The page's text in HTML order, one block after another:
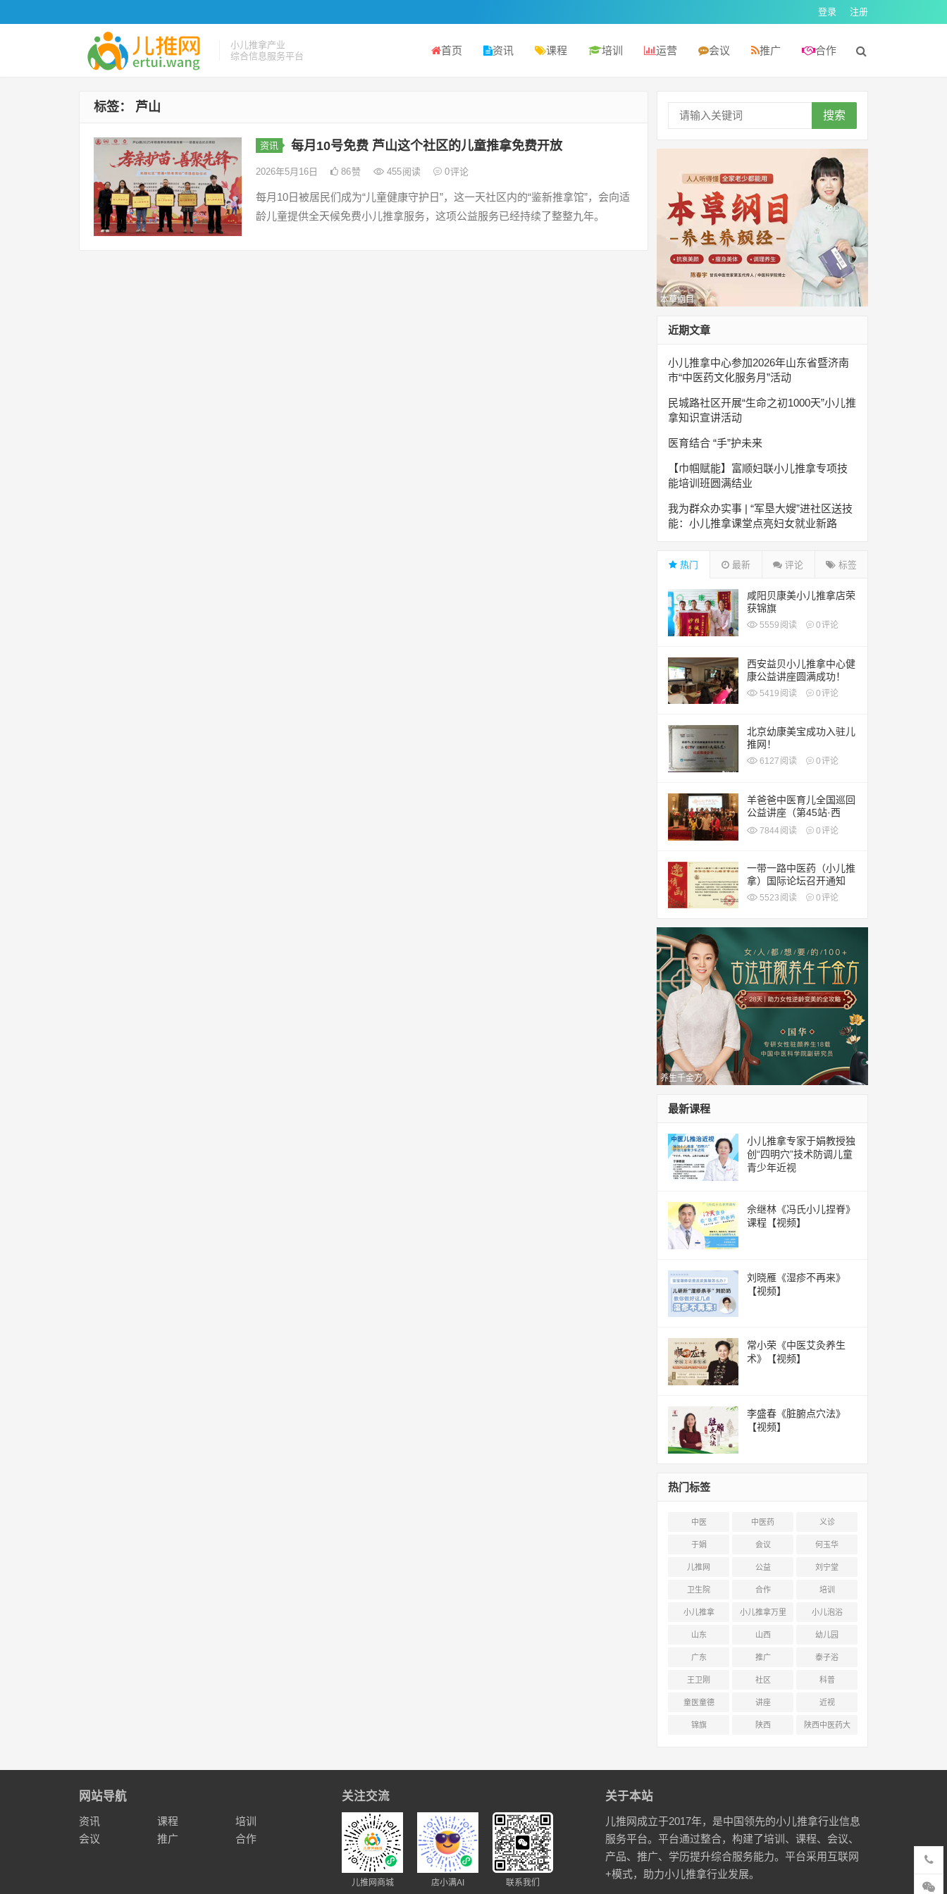
登录 注册
小儿推拿产业
综合信息服务平台
首页 资讯 课程 培训 运营 会议 推广 合作
标签： 芦山
资讯 每月10号免费 芦山这个社区的儿童推拿免费开放
2026年5月16日 86赞 455阅读 0评论
每月10日被居民们成为“儿童健康守护日”，这一天社区内的“鉴新推拿馆”，会向适
龄儿童提供全天候免费小儿推拿服务，这项公益服务已经持续了整整九年。
搜索
本草纲目
近期文章
小儿推拿中心参加2026年山东省暨济南
市“中医药文化服务月”活动
民城路社区开展“生命之初1000天”小儿推
拿知识宣讲活动
医育结合 “手”护未来
【巾帼赋能】富顺妇联小儿推拿专项技
能培训班圆满结业
我为群众办实事 | “军垦大嫂”进社区送技
能：小儿推拿课堂点亮妇女就业新路
热门 最新 评论 标签
咸阳贝康美小儿推拿店荣
获锦旗
5559 阅读 0评论
西安益贝小儿推拿中心健
康公益讲座圆满成功！
5419 阅读 0评论
北京幼康美宝成功入驻儿
推网！
6127 阅读 0评论
羊爸爸中医育儿全国巡回
公益讲座（第45站·西
安）7844 阅读 0评论
一带一路中医药（小儿推
拿）国际论坛召开通知
5523 阅读 0评论
养生千金方
最新课程
小儿推拿专家于娟教授独
创“四明穴”技术防调儿童
青少年近视
佘继林《冯氏小儿捏脊》
课程【视频】
刘晓雁《湿疹不再来》
【视频】
常小荣《中医艾灸养生
术》【视频】
李盛春《脏腑点穴法》
【视频】
热门标签
中医 中医药 义诊
于娟 会议 何玉华
儿推网 公益 刘宁堂
卫生院 合作 培训
小儿推拿 小儿推拿万里
行
小儿泡浴
山东 山西 幼儿园
广东 推广 泰子浴
王卫刚 社区 科普
童医童德 讲座 近视
锦旗 陕西 陕西中医药大
网站导航
资讯 课程
培训
会议
推广 合作
关注交流
儿推网商城 店小满AI 联系我们
关于本站
儿推网成立于2017年，是中国领先的小儿推拿行业信息
服务平台。平台通过整合，构建了培训、课程、会议、
产品、推广、学历提升综合服务能力。平台采用互联网
+模式，助力小儿推拿行业发展。